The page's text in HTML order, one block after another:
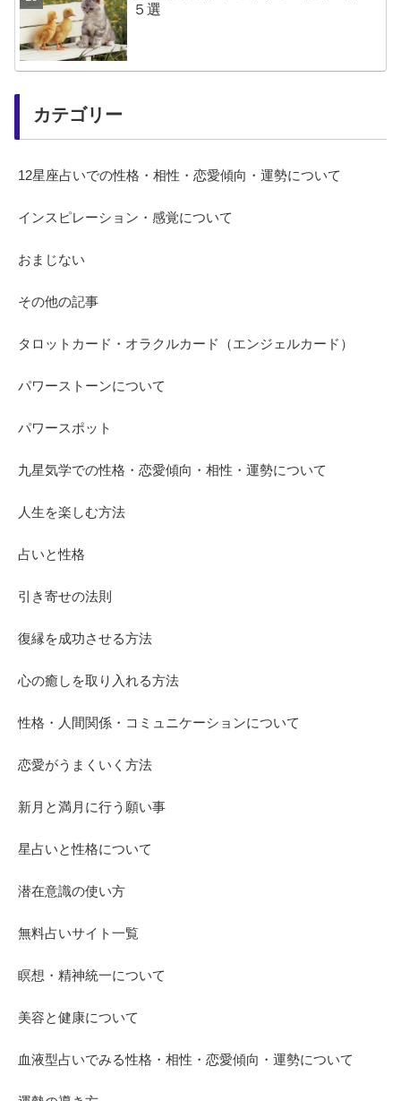
５選
カテゴリー
12星座占いでの性格・相性・恋愛傾向・運勢について
インスピレーション・感覚について
おまじない
その他の記事
タロットカード・オラクルカード（エンジェルカード）
パワーストーンについて
パワースポット
九星気学での性格・恋愛傾向・相性・運勢について
人生を楽しむ方法
占いと性格
引き寄せの法則
復縁を成功させる方法
心の癒しを取り入れる方法
性格・人間関係・コミュニケーションについて
恋愛がうまくいく方法
新月と満月に行う願い事
星占いと性格について
潜在意識の使い方
無料占いサイト一覧
瞑想・精神統一について
美容と健康について
血液型占いでみる性格・相性・恋愛傾向・運勢について